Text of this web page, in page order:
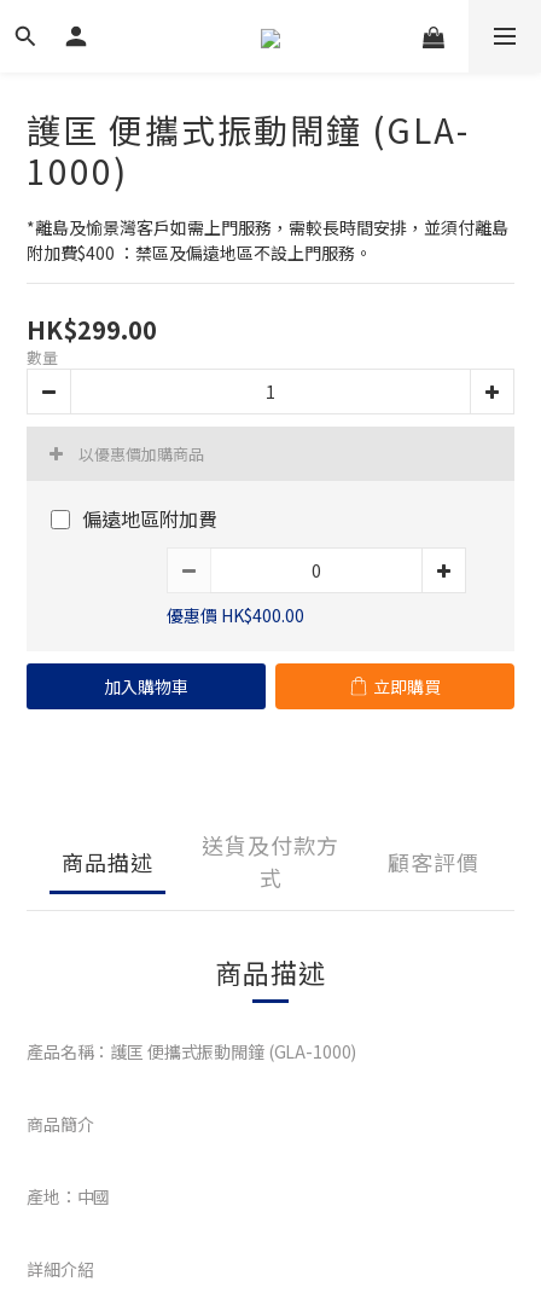
護匡 便攜式振動閙鐘 (GLA-
1000)
*離島及愉景灣客戶如需上門服務，需較長時間安排，並須付離島
附加費$400 ：禁區及偏遠地區不設上門服務。
HK$299.00
數量
以優惠價加購商品
偏遠地區附加費
優惠價 HK$400.00
加入購物車 立即購買
商品描述
送貨及付款方
式
顧客評價
商品描述
產品名稱：護匡 便攜式振動閙鐘 (GLA-1000)
商品簡介
產地：中國
詳細介紹